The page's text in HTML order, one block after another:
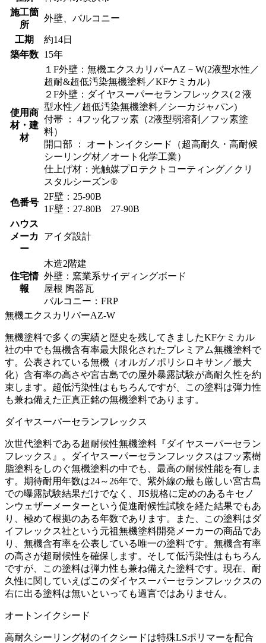
施工箇
所
外壁、バルコニー
工期
約14日
築年数
15年
使用商
材・建
材
１F外壁：無機エクスカリバーAZ－W(2液型水性／
超耐&超低汚染無機塗料／KFケミカル）
２F外壁：ダイヤスーパーセランフレックス(２液
型水性／超低汚染無機塗料／シーカジャパン)
付帯 ： 4フッ化フッ素（2液型弱溶剤／フッ素塗
料）
開口部 ： オートンイクシード（超高耐久・高耐候
シーリング材／オート化学工業）
仕上げ材：光触媒プロテクトコーティング／クリ
スタルシーズン®
色番号
2F壁：25-90B
1F壁：27-80B 27-90B
ハウス
メーカ
ー
アイダ設計
住宅情
報
木造2階建
外壁：窯業系サイディングボード
屋根 陶器瓦
バルコニー：FRP
無機エクスカリバーAZ-W
無機塗料で多くの実績と歴史を残してきましたKFケミカル
社の中でも無機含有率最大限化されたプレミアム無機塗料で
す。公表されている無機（オルガノポリシロキサン／最大
化）含有率の高さや宮古島での屋外暴露試験が高耐久性を約
束します。超低汚染性はもちろんですが、この塗料は弾力性
も兼ね備えた正真正銘の無機塗料であります。
ダイヤスーパーセランフレックス
次世代塗料である超耐候性無機塗料『ダイヤスーパーセラン
フレックス』。ダイヤスーパーセランフレックスはフッ素樹
脂塗料をしのぐ無機塗料の中でも、最高の耐候性能を有しま
す。期待耐用年数は24～26年で、紫外線の最も厳しい宮古島
での曝露試験結果だけでなく、JIS規格に定めのあるキセノ
ンウェザーメーターという促進耐候性試験を経た結果でもあ
り、極めて根拠のある年数であります。また、この塗料はダ
イフレックス社という元祖無機塗料開発メーカーの商品であ
り、無機含有率を公表している唯一の塗料です。無機含有率
の高さが超耐候性を確保します。そして低汚染性はもちろん
ですが、この塗料は弾力性も兼ね備えた塗料です。現在、耐
久性に関していえばこのダイヤスーパーセランフレックスの
右に出る塗料は無いといっても過言ではありません。
オートンイクシード
高耐久シーリング材のイクシードは特殊LSポリマーを配合